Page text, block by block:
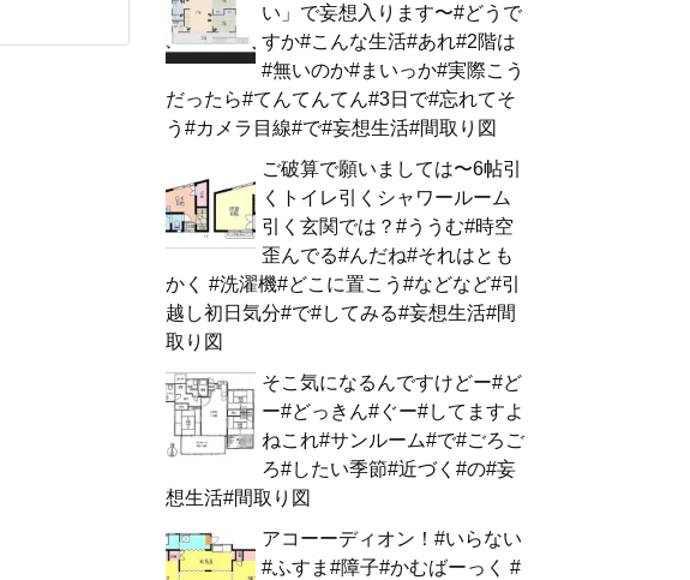
い」で妄想入ります〜#どうで
すか#こんな生活#あれ#2階は
#無いのか#まいっか#実際こう
だったら#てんてんてん#3日で#忘れてそ
う#カメラ目線#で#妄想生活#間取り図
ご破算で願いましては〜6帖引
くトイレ引くシャワールーム
引く玄関では？#ううむ#時空
歪んでる#んだね#それはとも
かく #洗濯機#どこに置こう#などなど#引
越し初日気分#で#してみる#妄想生活#間
取り図
そこ気になるんですけどー#ど
ー#どっきん#ぐー#してますよ
ねこれ#サンルーム#で#ごろご
ろ#したい季節#近づく#の#妄
想生活#間取り図
アコーーディオン！#いらない
#ふすま#障子#かむばーっく #